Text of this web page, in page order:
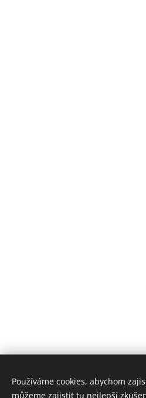
Používáme cookies, abychom
můžeme zajistit tu nejlepší